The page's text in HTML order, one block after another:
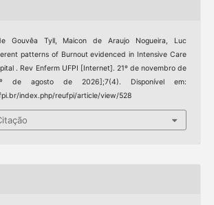
Gouvêa Tyll, Maicon de Araujo Nogueira, Luc
patterns of Burnout evidenced in Intensive Care
. Rev Enferm UFPI [Internet]. 21º de novembro de
de agosto de 2026];7(4). Disponível em:
index.php/reufpi/article/view/528